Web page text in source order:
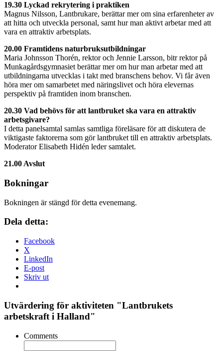
19.30 Lyckad rekrytering i praktiken
Magnus Nilsson, Lantbrukare, berättar mer om sina erfarenheter av
att hitta och utveckla personal, samt hur man aktivt arbetar med att
vara en attraktiv arbetsplats.
20.00 Framtidens naturbruksutbildningar
Maria Johnsson Thorén, rektor och Jennie Larsson, bitr rektor på
Munkagårdsgymnasiet berättar mer om hur man arbetar med att
utbildningarna utvecklas i takt med branschens behov. Vi får även
höra mer om samarbetet med näringslivet och höra elevernas
perspektiv på framtiden inom branschen.
20.30 Vad behövs för att lantbruket ska vara en attraktiv
arbetsgivare?
I detta panelsamtal samlas samtliga föreläsare för att diskutera de
viktigaste faktorerna som gör lantbruket till en attraktiv arbetsplats.
Moderator Elisabeth Hidén leder samtalet.
21.00 Avslut
Bokningar
Bokningen är stängd för detta evenemang.
Dela detta:
Facebook
X
LinkedIn
E-post
Skriv ut
Utvärdering för aktiviteten "Lantbrukets
arbetskraft i Halland"
Comments